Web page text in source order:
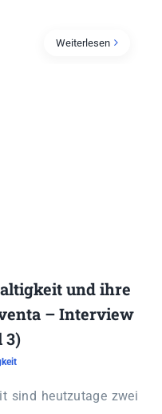
Weiterlesen
und ihre
– Interview
3)
sind heutzutage zwei